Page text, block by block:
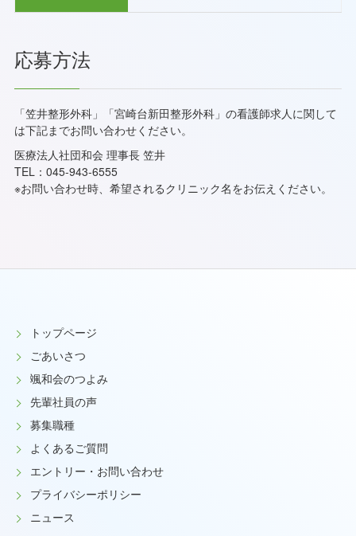
応募方法
「笠井整形外科」「宮崎台新田整形外科」の看護師求人に関して
は下記までお問い合わせください。
医療法人社団和会 理事長 笠井
TEL：045-943-6555
※お問い合わせ時、希望されるクリニック名をお伝えください。
トップページ
ごあいさつ
颯和会のつよみ
先輩社員の声
募集職種
よくあるご質問
エントリー・お問い合わせ
プライバシーポリシー
ニュース